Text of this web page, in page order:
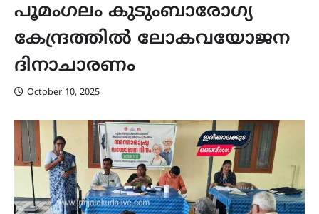
പൂമംഗലം കുടുംബാരോഗ്യ
കേന്ദ്രത്തിൽ ലോകവയോജന
ദിനാചാരണം
October 10, 2025